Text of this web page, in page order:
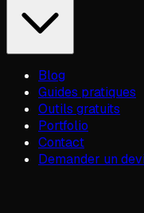
Blog
Guides pratiques
Outils gratuits
Portfolio
Contact
Demander un